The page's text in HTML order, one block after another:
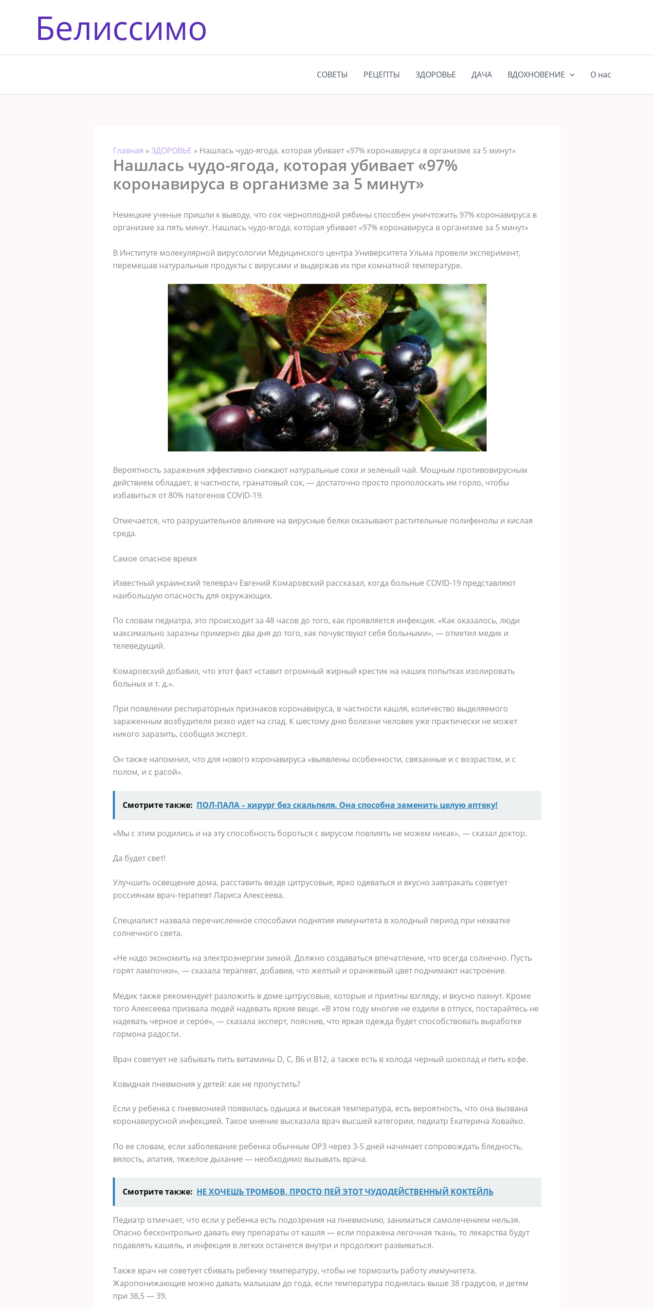
содержимомуБелиссимо
СОВЕТЫ РЕЦЕПТЫ ЗДОРОВЬЕ ДАЧА ВДОХНОВЕНИЕ О нас
Главная » ЗДОРОВЬЕ » Нашлась чудо-ягода, которая убивает «97% коронавируса в организме за 5 минут»
Нашлась чудо-ягода, которая убивает «97%
коронавируса в организме за 5 минут»
Немецкие ученые пришли к выводу, что сок черноплодной рябины способен уничтожить 97% коронавируса в
организме за пять минут. Нашлась чудо-ягода, которая убивает «97% коронавируса в организме за 5 минут»
В Институте молекулярной вирусологии Медицинского центра Университета Ульма провели эксперимент,
перемешав натуральные продукты с вирусами и выдержав их при комнатной температуре.
Вероятность заражения эффективно снижают натуральные соки и зеленый чай. Мощным противовирусным
действием обладает, в частности, гранатовый сок, — достаточно просто прополоскать им горло, чтобы
избавиться от 80% патогенов COVID-19.
Отмечается, что разрушительное влияние на вирусные белки оказывают растительные полифенолы и кислая
среда.
Самое опасное время
Известный украинский телеврач Евгений Комаровский рассказал, когда больные COVID-19 представляют
наибольшую опасность для окружающих.
По словам педиатра, это происходит за 48 часов до того, как проявляется инфекция. «Как оказалось, люди
максимально заразны примерно два дня до того, как почувствуют себя больными», — отметил медик и
телеведущий.
Комаровский добавил, что этот факт «ставит огромный жирный крестик на наших попытках изолировать
больных и т. д.».
При появлении респираторных признаков коронавируса, в частности кашля, количество выделяемого
зараженным возбудителя резко идет на спад. К шестому дню болезни человек уже практически не может
никого заразить, сообщил эксперт.
Он также напомнил, что для нового коронавируса «выявлены особенности, связанные и с возрастом, и с
полом, и с расой».
Смотрите также: ПОЛ-ПАЛА – хирург без скальпеля. Она способна заменить целую аптеку!
«Мы с этим родились и на эту способность бороться с вирусом повлиять не можем никак», — сказал доктор.
Да будет свет!
Улучшить освещение дома, расставить везде цитрусовые, ярко одеваться и вкусно завтракать советует
россиянам врач-терапевт Лариса Алексеева.
Специалист назвала перечисленное способами поднятия иммунитета в холодный период при нехватке
солнечного света.
«Не надо экономить на электроэнергии зимой. Должно создаваться впечатление, что всегда солнечно. Пусть
горят лампочки», — сказала терапевт, добавив, что желтый и оранжевый цвет поднимают настроение.
Медик также рекомендует разложить в доме цитрусовые, которые и приятны взгляду, и вкусно пахнут. Кроме
того Алексеева призвала людей надевать яркие вещи. «В этом году многие не ездили в отпуск, постарайтесь не
надевать черное и серое», — сказала эксперт, пояснив, что яркая одежда будет способствовать выработке
гормона радости.
Врач советует не забывать пить витамины D, C, B6 и B12, а также есть в холода черный шоколад и пить кофе.
Ковидная пневмония у детей: как не пропустить?
Если у ребенка с пневмонией появилась одышка и высокая температура, есть вероятность, что она вызвана
коронавирусной инфекцией. Такое мнение высказала врач высшей категории, педиатр Екатерина Ховайко.
По ее словам, если заболевание ребенка обычным ОРЗ через 3-5 дней начинает сопровождать бледность,
вялость, апатия, тяжелое дыхание — необходимо вызывать врача.
Смотрите также: НЕ ΧОЧЕШЬ ТРОМБОВ, ΠΡОСТО ΠЕЙ ЭТОТ ЧУДОДЕЙСТΒЕННЫЙ ΚОΚТЕЙЛЬ
Педиатр отмечает, что если у ребенка есть подозрения на пневмонию, заниматься самолечением нельзя.
Опасно бесконтрольно давать ему препараты от кашля — если поражена легочная ткань, то лекарства будут
подавлять кашель, и инфекция в легких останется внутри и продолжит развиваться.
Также врач не советует сбивать ребенку температуру, чтобы не тормозить работу иммунитета.
Жаропонижающие можно давать малышам до года, если температура поднялась выше 38 градусов, и детям
при 38,5 — 39.